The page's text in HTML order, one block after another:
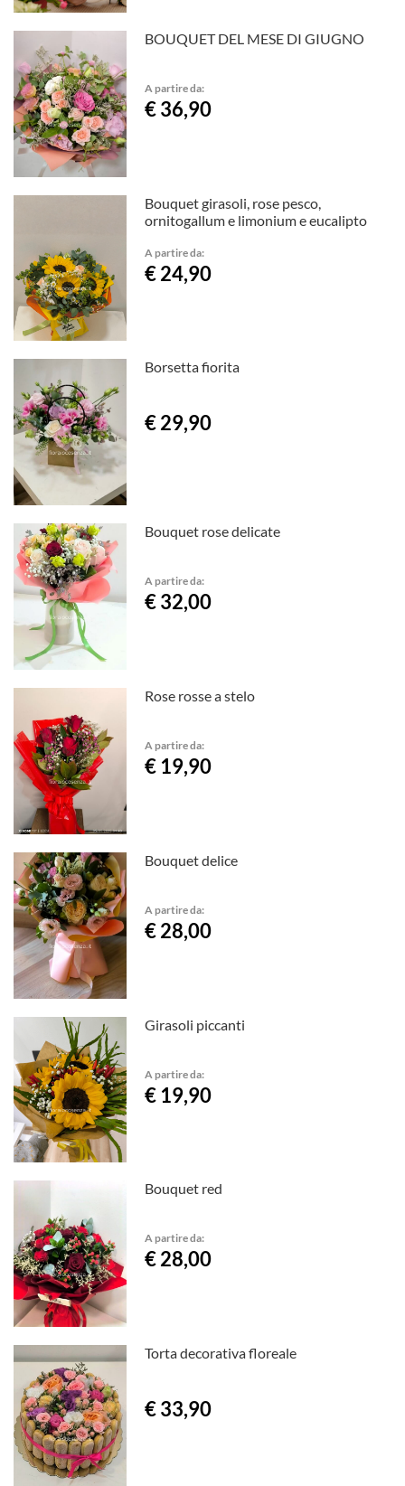
BOUQUET DEL MESE DI GIUGNO
A partire da:
€ 36,90
Bouquet girasoli, rose pesco,
ornitogallum e limonium e eucalipto
A partire da:
€ 24,90
Borsetta fiorita
€ 29,90
Bouquet rose delicate
A partire da:
€ 32,00
Rose rosse a stelo
A partire da:
€ 19,90
Bouquet delice
A partire da:
€ 28,00
Girasoli piccanti
A partire da:
€ 19,90
Bouquet red
A partire da:
€ 28,00
Torta decorativa floreale
€ 33,90